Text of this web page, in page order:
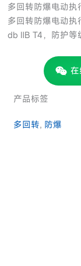
多回转防爆电动执
多回转防爆电动
db ⅡB T4，防护
在
产品标签
多回转, 防爆